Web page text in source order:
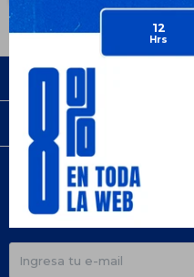
12
Empresa
¡Suscribite y recibí